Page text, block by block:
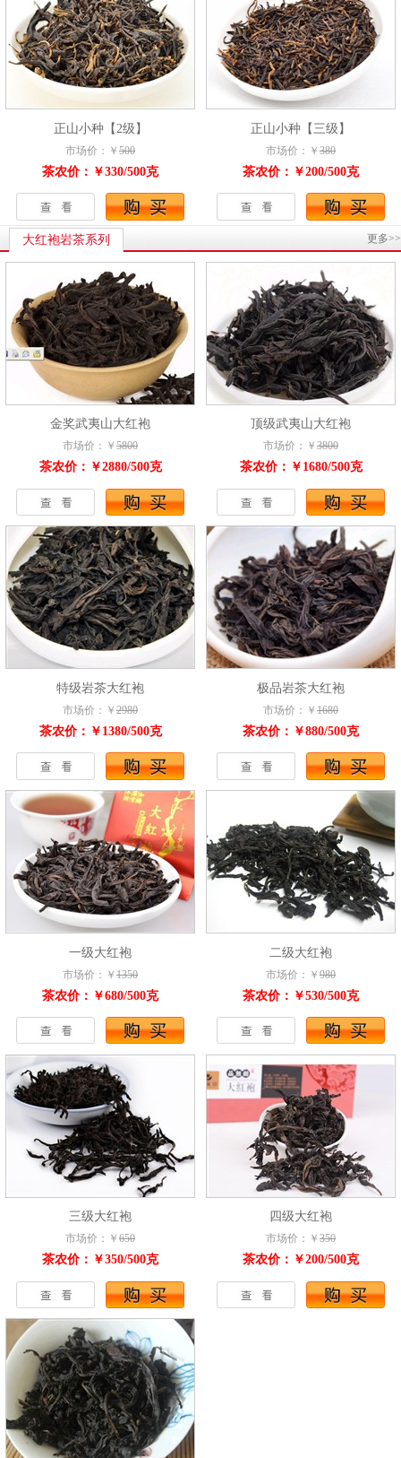
正山小种【2级】
市场价：￥ 500
茶农价：￥330/500克
正山小种【三级】
市场价：￥ 380
茶农价：￥200/500克
大红袍岩茶系列 更多>>
金奖武夷山大红袍
市场价：￥ 5800
茶农价：￥2880/500克
顶级武夷山大红袍
市场价：￥ 3800
茶农价：￥1680/500克
特级岩茶大红袍
市场价：￥ 2980
茶农价：￥1380/500克
极品岩茶大红袍
市场价：￥ 1680
茶农价：￥880/500克
一级大红袍
市场价：￥ 1350
茶农价：￥680/500克
二级大红袍
市场价：￥ 980
茶农价：￥530/500克
三级大红袍
市场价：￥ 650
茶农价：￥350/500克
四级大红袍
市场价：￥ 350
茶农价：￥200/500克